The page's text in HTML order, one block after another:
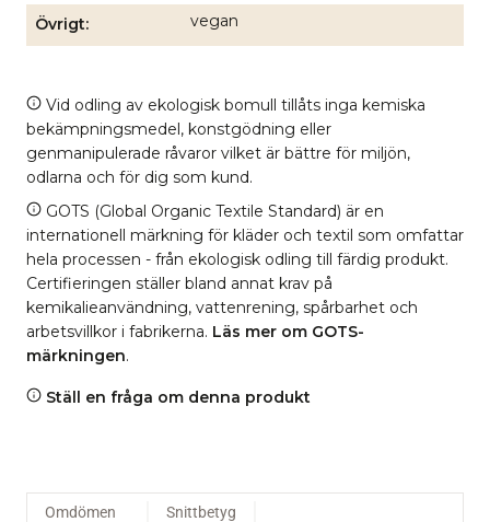
Övrigt vegan
Vid odling av ekologisk bomull tillåts inga kemiska
bekämpningsmedel, konstgödning eller
genmanipulerade råvaror vilket är bättre för miljön,
odlarna och för dig som kund.
GOTS (Global Organic Textile Standard) är en
internationell märkning för kläder och textil som omfattar
hela processen - från ekologisk odling till färdig produkt.
Certifieringen ställer bland annat krav på
kemikalieanvändning, vattenrening, spårbarhet och
arbetsvillkor i fabrikerna. Läs mer om GOTS-
märkningen.
Ställ en fråga om denna produkt